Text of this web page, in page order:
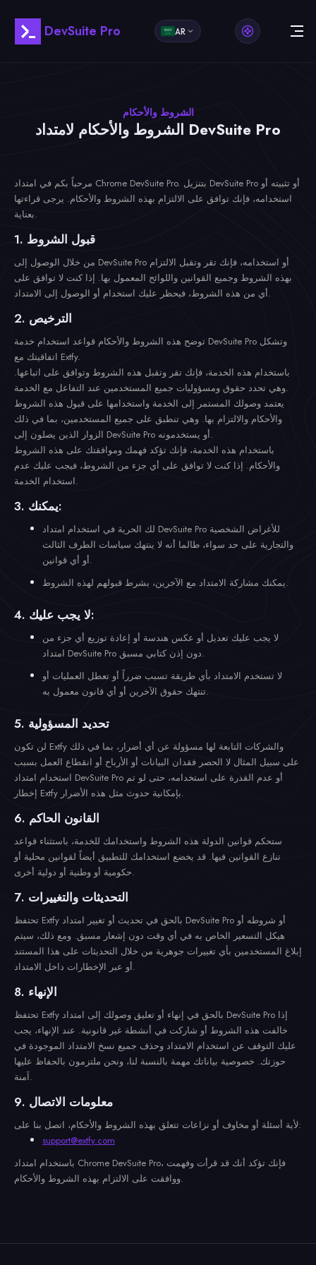
DevSuite Pro AR
الشروط والأحكام
الشروط والأحكام لامتداد DevSuite Pro
مرحباً بكم في امتداد Chrome DevSuite Pro. بتنزيل DevSuite Pro أو تثبيته أو
استخدامه، فإنك توافق على الالتزام بهذه الشروط والأحكام. يرجى قراءتها
بعناية.
1. قبول الشروط
من خلال الوصول إلى DevSuite Pro أو استخدامه، فإنك تقر وتقبل الالتزام
بهذه الشروط وجميع القوانين واللوائح المعمول بها. إذا كنت لا توافق على
أي من هذه الشروط، فيحظر عليك استخدام أو الوصول إلى الامتداد.
2. الترخيص
توضح هذه الشروط والأحكام قواعد استخدام خدمة DevSuite Pro وتشكل
اتفاقيتك مع Extfy.
باستخدام هذه الخدمة، فإنك تقر وتقبل هذه الشروط وتوافق على اتباعها.
وهي تحدد حقوق ومسؤوليات جميع المستخدمين عند التفاعل مع الخدمة.
يعتمد وصولك المستمر إلى الخدمة واستخدامها على قبول هذه الشروط
والأحكام والالتزام بها. وهي تنطبق على جميع المستخدمين، بما في ذلك
الزوار الذين يصلون إلى DevSuite Pro أو يستخدمونه.
باستخدام هذه الخدمة، فإنك تؤكد فهمك وموافقتك على هذه الشروط
والأحكام. إذا كنت لا توافق على أي جزء من الشروط، فيجب عليك عدم
استخدام الخدمة.
3. يمكنك:
لك الحرية في استخدام امتداد DevSuite Pro للأغراض الشخصية
والتجارية على حد سواء، طالما أنه لا ينتهك سياسات الطرف الثالث
أو أي قوانين.
يمكنك مشاركة الامتداد مع الآخرين، بشرط قبولهم لهذه الشروط.
4. لا يجب عليك:
لا يجب عليك تعديل أو عكس هندسة أو إعادة توزيع أي جزء من
امتداد DevSuite Pro دون إذن كتابي مسبق.
لا تستخدم الامتداد بأي طريقة تسبب ضرراً أو تعطل العمليات أو
تنتهك حقوق الآخرين أو أي قانون معمول به.
5. تحديد المسؤولية
لن تكون Extfy والشركات التابعة لها مسؤولة عن أي أضرار، بما في ذلك
على سبيل المثال لا الحصر فقدان البيانات أو الأرباح أو انقطاع العمل بسبب
استخدام امتداد DevSuite Pro أو عدم القدرة على استخدامه، حتى لو تم
إخطار Extfy بإمكانية حدوث مثل هذه الأضرار.
6. القانون الحاكم
ستحكم قوانين الدولة هذه الشروط واستخدامك للخدمة، باستثناء قواعد
تنازع القوانين فيها. قد يخضع استخدامك للتطبيق أيضاً لقوانين محلية أو
حكومية أو وطنية أو دولية أخرى.
7. التحديثات والتغييرات
تحتفظ Extfy بالحق في تحديث أو تغيير امتداد DevSuite Pro أو شروطه أو
هيكل التسعير الخاص به في أي وقت دون إشعار مسبق. ومع ذلك، سيتم
إبلاغ المستخدمين بأي تغييرات جوهرية من خلال التحديثات على هذا المستند
أو عبر الإخطارات داخل الامتداد.
8. الإنهاء
تحتفظ Extfy بالحق في إنهاء أو تعليق وصولك إلى امتداد DevSuite Pro إذا
خالفت هذه الشروط أو شاركت في أنشطة غير قانونية. عند الإنهاء، يجب
عليك التوقف عن استخدام الامتداد وحذف جميع نسخ الامتداد الموجودة في
حوزتك. خصوصية بياناتك مهمة بالنسبة لنا، ونحن ملتزمون بالحفاظ عليها
آمنة.
9. معلومات الاتصال
لأية أسئلة أو مخاوف أو نزاعات تتعلق بهذه الشروط والأحكام، اتصل بنا على:
support@extfy.com
باستخدام امتداد Chrome DevSuite Pro، فإنك تؤكد أنك قد قرأت وفهمت
ووافقت على الالتزام بهذه الشروط والأحكام.